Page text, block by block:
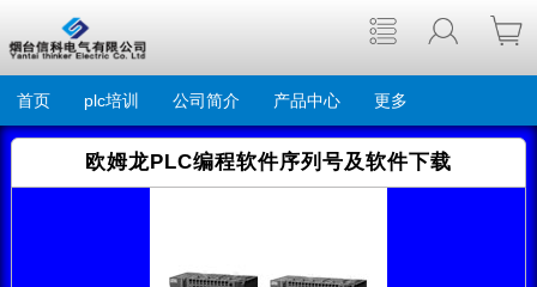
首页 plc培训 公司简介 产品中心 更多
欧姆龙PLC编程软件序列号及软件下载